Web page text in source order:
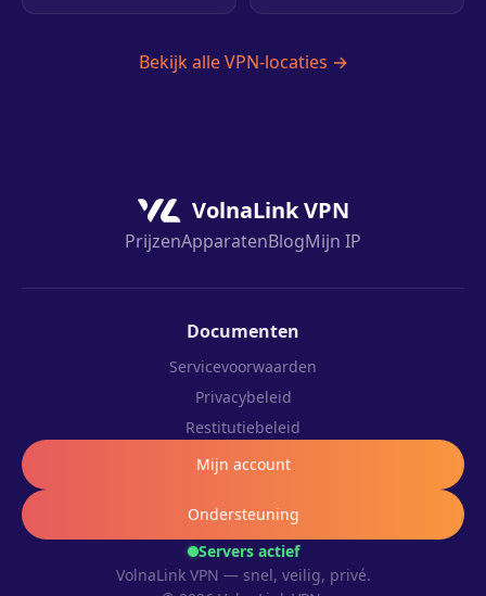
Bekijk alle VPN-locaties →
VolnaLink VPN
PrijzenApparatenBlogMijn IP
Servers actief
VolnaLink VPN — snel, veilig, privé.
Documenten
Servicevoorwaarden
Privacybeleid
Restitutiebeleid
Mijn account
Ondersteuning